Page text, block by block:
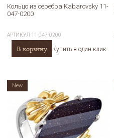
Кольцо из серебра Kabarovsky 11-
047-0200
АРТИКУЛ 11-047-0200
В корзину Купить в один клик
New